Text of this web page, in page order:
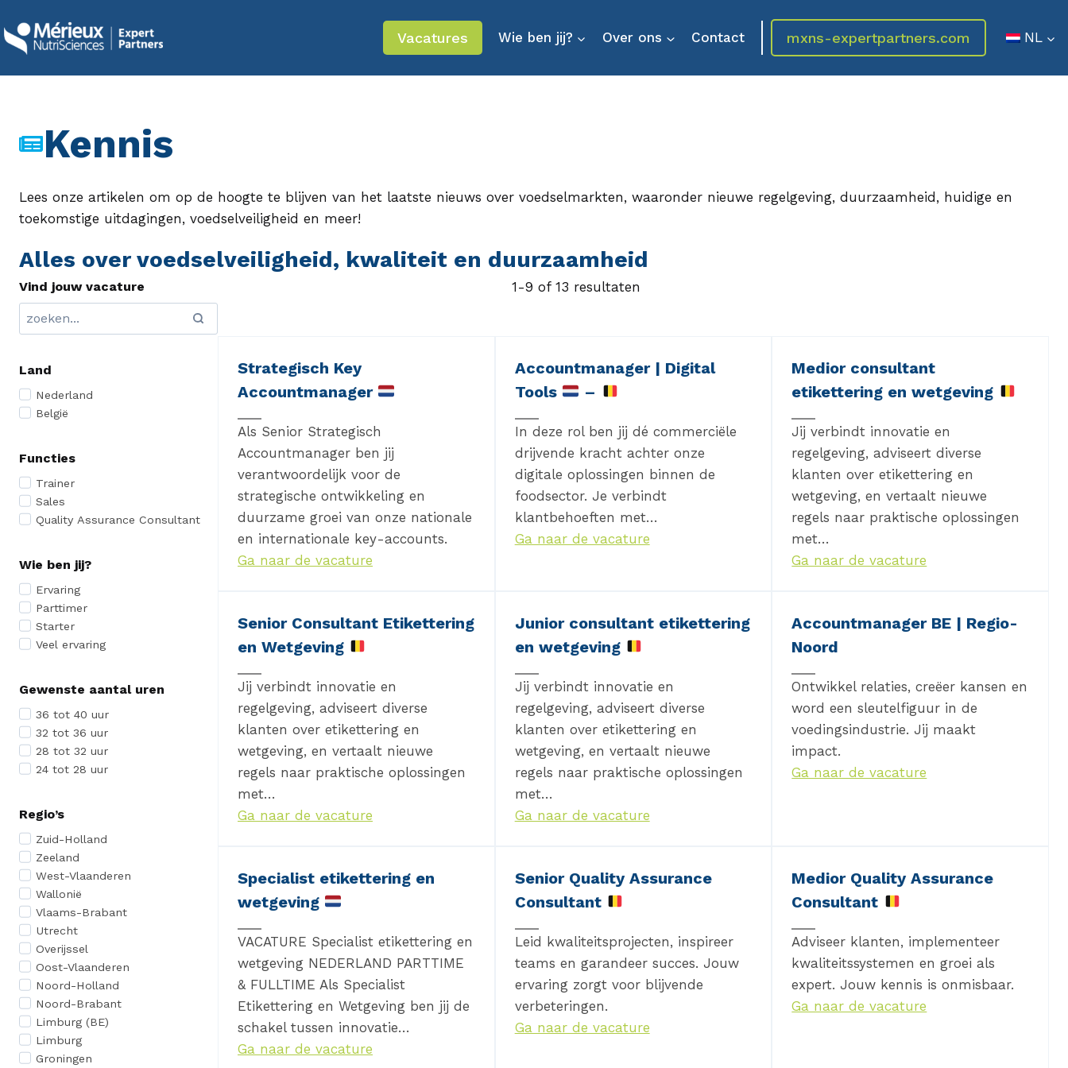
naar
inhoud
Vacatures Wie ben jij? Over ons Contact mxns-expertpartners.com NL
Kennis
Lees onze artikelen om op de hoogte te blijven van het laatste nieuws over voedselmarkten, waaronder nieuwe regelgeving, duurzaamheid, huidige en
toekomstige uitdagingen, voedselveiligheid en meer!
Alles over voedselveiligheid, kwaliteit en duurzaamheid
Vind jouw vacature
Land
Nederland
België
Functies
Trainer
Sales
Quality Assurance Consultant
Wie ben jij?
Ervaring
Parttimer
Starter
Veel ervaring
Gewenste aantal uren
36 tot 40 uur
32 tot 36 uur
28 tot 32 uur
24 tot 28 uur
Regio’s
Zuid-Holland
Zeeland
West-Vlaanderen
Wallonië
Vlaams-Brabant
Utrecht
Overijssel
Oost-Vlaanderen
Noord-Holland
Noord-Brabant
Limburg (BE)
Limburg
Groningen
1-9 of 13 resultaten
Strategisch Key
Accountmanager
Als Senior Strategisch
Accountmanager ben jij
verantwoordelijk voor de
strategische ontwikkeling en
duurzame groei van onze nationale
en internationale key-accounts.
Ga naar de vacature
Accountmanager | Digital
Tools
–
In deze rol ben jij dé commerciële
drijvende kracht achter onze
digitale oplossingen binnen de
foodsector. Je verbindt
klantbehoeften met…
Ga naar de vacature
Medior consultant
etikettering en wetgeving
Jij verbindt innovatie en
regelgeving, adviseert diverse
klanten over etikettering en
wetgeving, en vertaalt nieuwe
regels naar praktische oplossingen
met…
Ga naar de vacature
Senior Consultant Etikettering
en Wetgeving
Jij verbindt innovatie en
regelgeving, adviseert diverse
klanten over etikettering en
wetgeving, en vertaalt nieuwe
regels naar praktische oplossingen
met…
Ga naar de vacature
Junior consultant etikettering
en wetgeving
Jij verbindt innovatie en
regelgeving, adviseert diverse
klanten over etikettering en
wetgeving, en vertaalt nieuwe
regels naar praktische oplossingen
met…
Ga naar de vacature
Accountmanager BE | Regio-
Noord
Ontwikkel relaties, creëer kansen en
word een sleutelfiguur in de
voedingsindustrie. Jij maakt
impact.
Ga naar de vacature
Specialist etikettering en
wetgeving
VACATURE Specialist etikettering en
wetgeving NEDERLAND PARTTIME
& FULLTIME Als Specialist
Etikettering en Wetgeving ben jij de
schakel tussen innovatie…
Ga naar de vacature
Senior Quality Assurance
Consultant
Leid kwaliteitsprojecten, inspireer
teams en garandeer succes. Jouw
ervaring zorgt voor blijvende
verbeteringen.
Ga naar de vacature
Medior Quality Assurance
Consultant
Adviseer klanten, implementeer
kwaliteitssystemen en groei als
expert. Jouw kennis is onmisbaar.
Ga naar de vacature